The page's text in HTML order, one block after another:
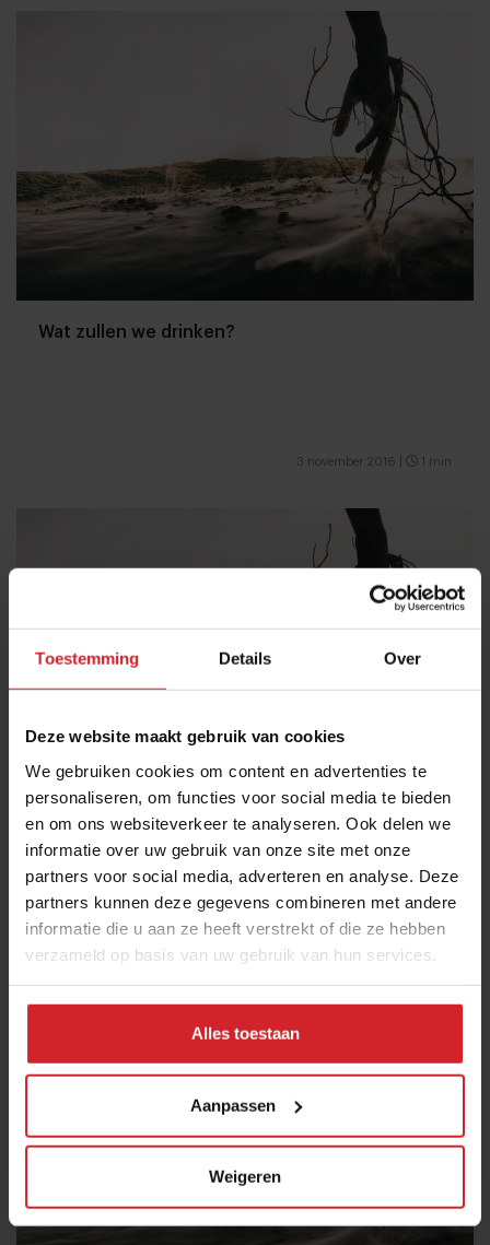
Toestemming Details Over
Deze website maakt gebruik van cookies
We gebruiken cookies om content en advertenties te
personaliseren, om functies voor social media te bieden
en om ons websiteverkeer te analyseren. Ook delen we
informatie over uw gebruik van onze site met onze
partners voor social media, adverteren en analyse. Deze
partners kunnen deze gegevens combineren met andere
informatie die u aan ze heeft verstrekt of die ze hebben
verzameld op basis van uw gebruik van hun services.
Alles toestaan
Aanpassen
Weigeren
Wat zullen we drinken?
3 november 2016 1 min
Wilde kruiden
3 november 2016| 1 min